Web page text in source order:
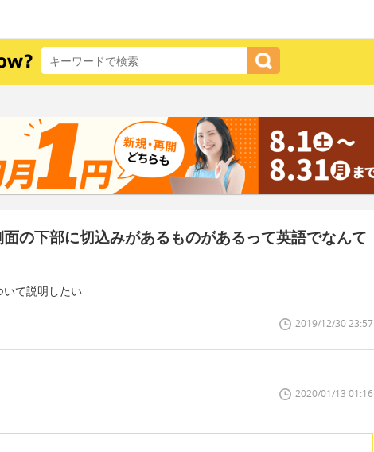
の下部に切込みがあるものがあるって英語でなんて
て説明したい
2019/12/30 23:57
2020/01/13 01:16